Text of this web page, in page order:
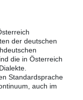
der deutschen
die in Österreich
Standardsprache
auch im